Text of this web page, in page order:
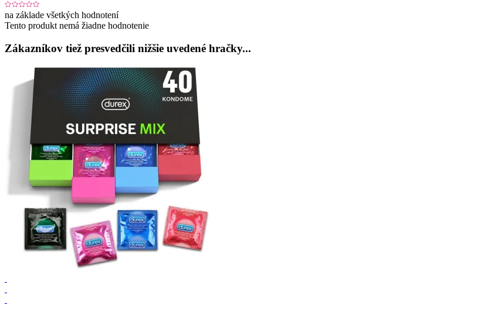
na základe všetkých hodnotení
Tento produkt nemá žiadne hodnotenie
Zákazníkov tiež presvedčili nižšie uvedené hračky...